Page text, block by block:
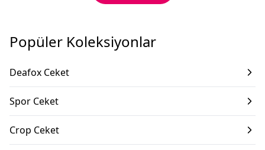
Popüler Koleksiyonlar
Deafox Ceket
Spor Ceket
Crop Ceket